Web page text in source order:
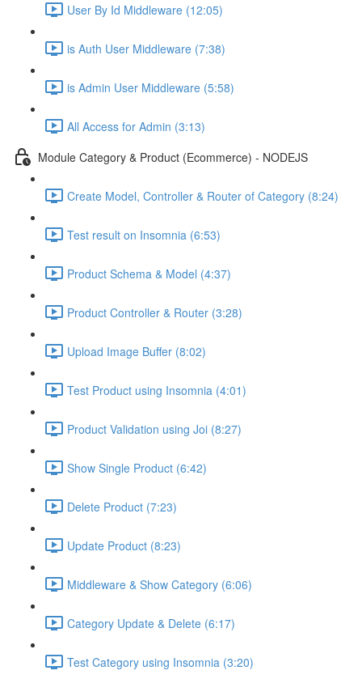
User By Id Middleware (12:05)
is Auth User Middleware (7:38)
is Admin User Middleware (5:58)
All Access for Admin (3:13)
Module Category & Product (Ecommerce) - NODEJS
Create Model, Controller & Router of Category (8:24)
Test result on Insomnia (6:53)
Product Schema & Model (4:37)
Product Controller & Router (3:28)
Upload Image Buffer (8:02)
Test Product using Insomnia (4:01)
Product Validation using Joi (8:27)
Show Single Product (6:42)
Delete Product (7:23)
Update Product (8:23)
Middleware & Show Category (6:06)
Category Update & Delete (6:17)
Test Category using Insomnia (3:20)